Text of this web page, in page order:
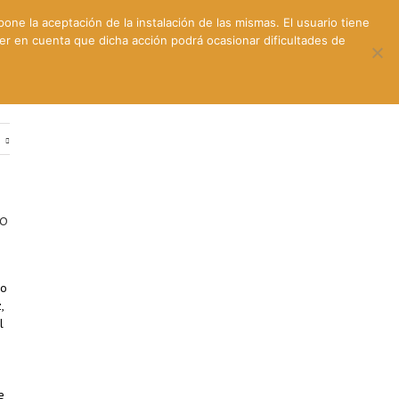
la aceptación de la instalación de las mismas. El usuario tiene
en cuenta que dicha acción podrá ocasionar dificultades de